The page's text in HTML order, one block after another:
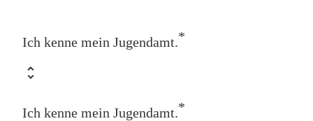
Ich kenne mein Jugendamt.*
Ich kenne mein Jugendamt.*